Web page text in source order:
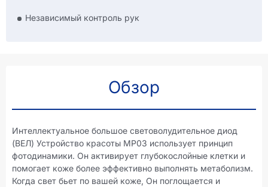
Независимый контроль рук
Обзор
Интеллектуальное большое световолудительное диод
(ВЕЛ) Устройство красоты MP03 использует принцип
фотодинамики. Он активирует глубокослойные клетки и
помогает коже более эффективно выполнять метаболизм.
Когда свет бьет по вашей коже, Он поглощается и